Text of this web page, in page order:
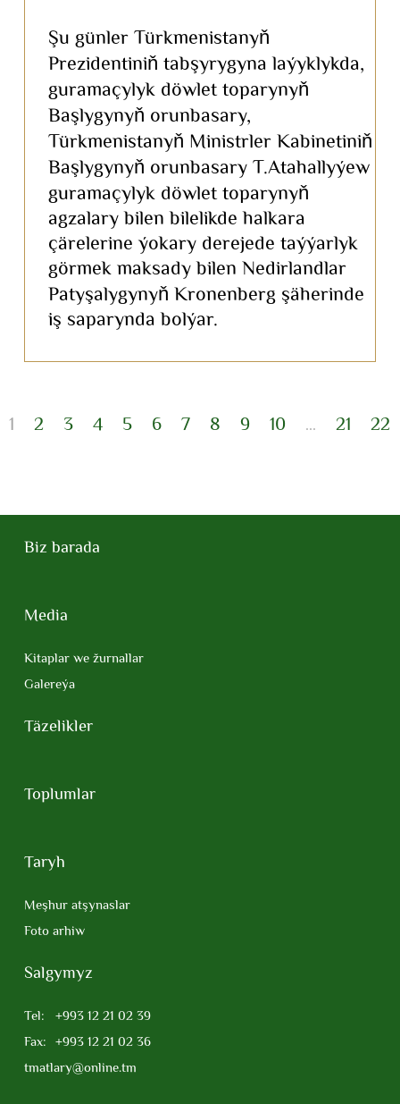
Şu günler Türkmenistanyň
Prezidentiniň tabşyrygyna laýyklykda,
guramaçylyk döwlet toparynyň
Başlygynyň orunbasary,
Türkmenistanyň Ministrler Kabinetiniň
Başlygynyň orunbasary T.Atahallyýew
guramaçylyk döwlet toparynyň
agzalary bilen bilelikde halkara
çärelerine ýokary derejede taýýarlyk
görmek maksady bilen Nedirlandlar
Patyşalygynyň Kronenberg şäherinde
iş saparynda bolýar.
1 2 3 4 5 6 7 8 9 10 ... 21 22
Biz barada
Media
Kitaplar we žurnallar
Galereýa
Täzelikler
Toplumlar
Taryh
Meşhur atşynaslar
Foto arhiw
Salgymyz
Tel:
+993 12 21 02 39
Fax: +993 12 21 02 36
tmatlary@online.tm